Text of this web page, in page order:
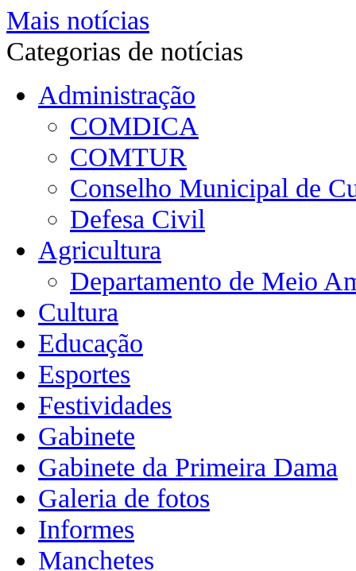
Mais notícias
Categorias de notícias
Administração
COMDICA
COMTUR
Conselho Municipal de
Defesa Civil
Agricultura
Departamento de Meio
Cultura
Educação
Esportes
Festividades
Gabinete
Gabinete da Primeira Dama
Galeria de fotos
Informes
Manchetes